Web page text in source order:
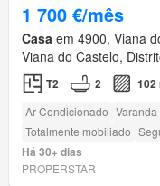
1 700 €/mês
Casa em 4900, Viana
Viana do Castelo,
T2 2 102
Ar Condicionado Varanda
Totalmente mobiliado
Há 30+ dias
PROPERSTAR